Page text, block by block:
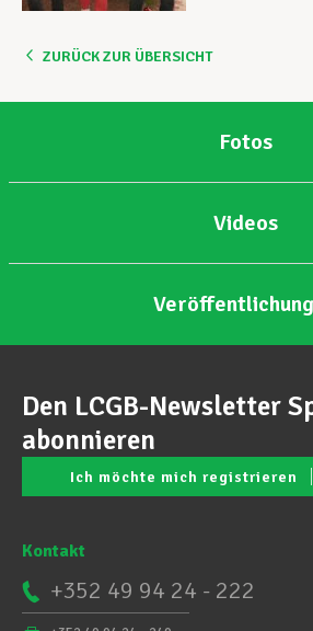
ZURÜCK ZUR ÜBERSICHT
Fotos
Videos
Den LCGB-Newsletter
abonnieren
Ich möchte mich registrieren
Kontakt
+352 49 94 24 - 222